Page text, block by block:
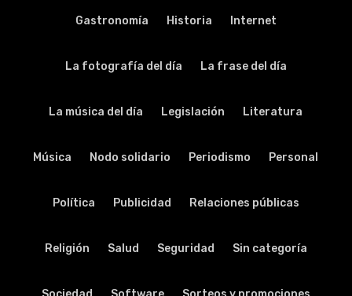
Gastronomía Historia Internet
La fotografía del día La frase del día
La música del día Legislación Literatura
Música Nodo solidario Periodismo Personal
Política Publicidad Relaciones públicas
Religión Salud Seguridad Sin categoría